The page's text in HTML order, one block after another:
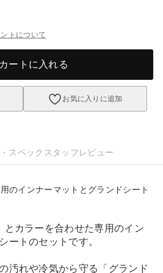
トについて
カートに入れる
お気に入りに追加
スペック スタッフレビュー
のインナーマットとグランドシート
とカラーを合わせた専用のイン
ートのセットです。
汚れや冷気から守る「グランド